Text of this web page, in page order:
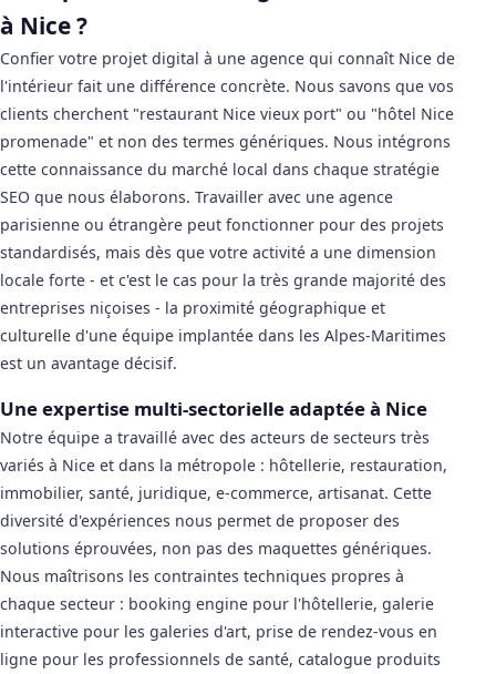
à Nice ?
Confier votre projet digital à une agence qui connaît Nice de
l'intérieur fait une différence concrète. Nous savons que vos
clients cherchent "restaurant Nice vieux port" ou "hôtel Nice
promenade" et non des termes génériques. Nous intégrons
cette connaissance du marché local dans chaque stratégie
SEO que nous élaborons. Travailler avec une agence
parisienne ou étrangère peut fonctionner pour des projets
standardisés, mais dès que votre activité a une dimension
locale forte - et c'est le cas pour la très grande majorité des
entreprises niçoises - la proximité géographique et
culturelle d'une équipe implantée dans les Alpes-Maritimes
est un avantage décisif.
Une expertise multi-sectorielle adaptée à Nice
Notre équipe a travaillé avec des acteurs de secteurs très
variés à Nice et dans la métropole : hôtellerie, restauration,
immobilier, santé, juridique, e-commerce, artisanat. Cette
diversité d'expériences nous permet de proposer des
solutions éprouvées, non pas des maquettes génériques.
Nous maîtrisons les contraintes techniques propres à
chaque secteur : booking engine pour l'hôtellerie, galerie
interactive pour les galeries d'art, prise de rendez-vous en
ligne pour les professionnels de santé, catalogue produits